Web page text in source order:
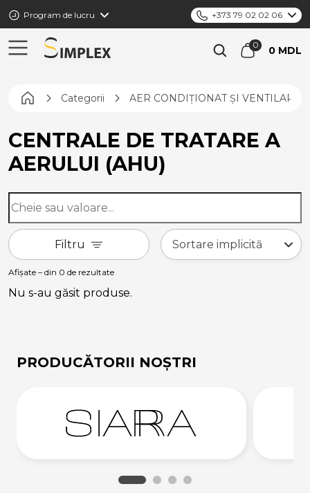
Program de lucru +373 79 02 02 06
0 MDL
Pagina principală
Categorii AER CONDIȚIONAT ȘI VENTILARE
CENTRALE DE TRATARE A
AERULUI (AHU)
Filtru
Afișate – din 0 de rezultate
Nu s-au găsit produse.
PRODUCĂTORII NOȘTRI